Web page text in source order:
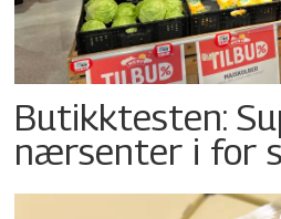
Butikktesten:
nærsenter i for